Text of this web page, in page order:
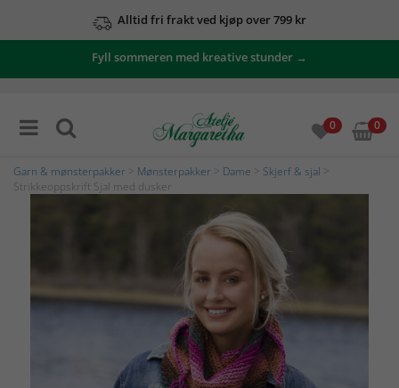
Alltid fri frakt ved kjøp over 799 kr
Fyll sommeren med kreative stunder →
0 0
Garn & mønsterpakker Mønsterpakker Dame Skjerf & sjal
Strikkeoppskrift Sjal med dusker